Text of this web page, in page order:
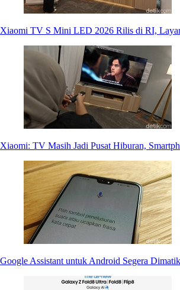
Xiaomi TV S Mini LED 2026 Rilis di RI,
Xiaomi: TV Masih Jadi Pusat Hiburan,
Google Assistant untuk Android Segera